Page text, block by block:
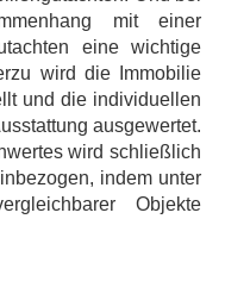
mit einer
eine wichtige
wird die Immobilie
und die individuellen
ausgewertet.
wird schließlich
indem unter
Objekte